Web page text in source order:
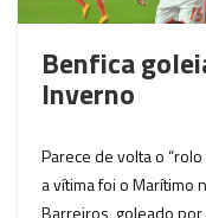
Benfica
Inverno
Parece de volta o
a vítima foi o Marítimo
Barreiros, goleado